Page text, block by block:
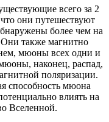
всего за 2
они путешествуют
более чем на
также магнитно
мюоны всех одни и
наконец, распад,
поляризации.
способность мюона
влиять на
Вселенной.